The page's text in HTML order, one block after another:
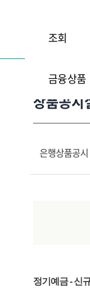
조회
금융상품
상품공시
은행상품공
정기예금 - 신